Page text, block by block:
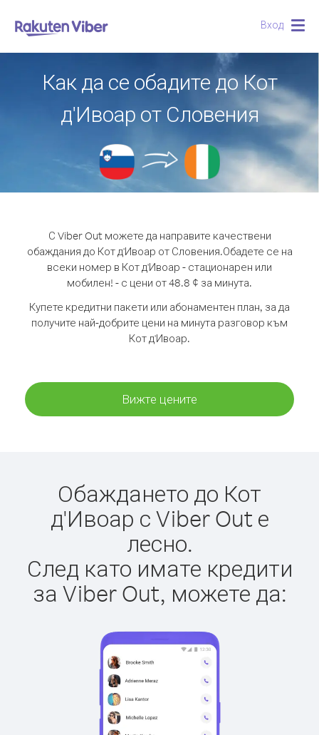
Вход
Как да се обадите до Кот
д'Ивоар от Словения
С Viber Out можете да направите качествени
обаждания до Кот д'Ивоар от Словения.Обадете се на
всеки номер в Кот д'Ивоар - стационарен или
мобилен! - с цени от 48.8 ¢ за минута.
Купете кредитни пакети или абонаментен план, за да
получите най-добрите цени на минута разговор към
Кот д'Ивоар.
Вижте цените
Обаждането до Кот
д'Ивоар с Viber Out е
лесно.
След като имате кредити
за Viber Out, можете да: